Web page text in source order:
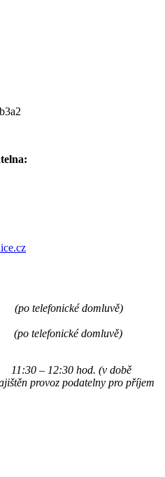
(po telefonické domluvě)
(po telefonické domluvě)
– 12:30 hod. (v době
provoz podatelny pro příjem